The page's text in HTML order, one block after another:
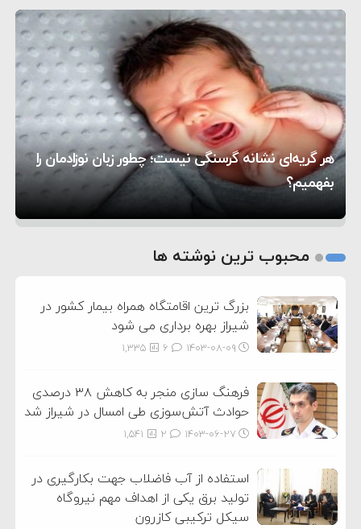
دیوانگی آمریکا داریم
ترامپ دستور حملات جدید علیه ایران را صادر کرد
۵:۴۵
سپاه: دو نفتکش متخلف مورد اصابت قرار گرفته و
متوقف شدند
۱۲:۵۹
ترامپ مدعی توافق تاریخی برای خلع سلاح کامل
حماس شد
۸:۵۷
اعتراض عراقچی به همتای بلغارستانی به دلیل کمک
به آمریکا در حملات به ایران
۱۶:۱۹
کشورهایی که به متجاوزان کمک می کنند پاسخ
سختی خواهند گرفت
۱۰:۱۵
سنتکام پایان تجاوز جدید به ایران را اعلام کرد
۶:۰۵
هر گریه‌ای نشانه گرسنگی نیست؛ چطور زبان نوزادمان را
بفهمیم؟
تغذیه پدر می‌تواند بر سلامت نوزاد تأثیر بگذارد
روی دیگر زندگی
2
محبوب ترین نوشته ها
بزرگ ترین اقامتگاه همراه بیمار کشور در
شیراز بهره برداری می شود
۱۴۰۳-۰۸-۰۹ 1,335
فرهنگ سازی منجر به کاهش ۳۸ درصدی
حوادث آتش‌سوزی طی امسال در شیراز شد
۱۴۰۳-۰۶-۲۷ 1,541
استفاده از آب فاضلاب جهت بکارگیری در
تولید برق یکی از اهداف مهم نیروگاه
سیکل ترکیبی کازرون